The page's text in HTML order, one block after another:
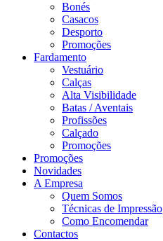
Bonés
Casacos
Desporto
Promoções
Fardamento
Vestuário
Calças
Alta Visibilidade
Batas / Aventais
Profissões
Calçado
Promoções
Promoções
Novidades
A Empresa
Quem Somos
Técnicas de Impressão
Como Encomendar
Contactos